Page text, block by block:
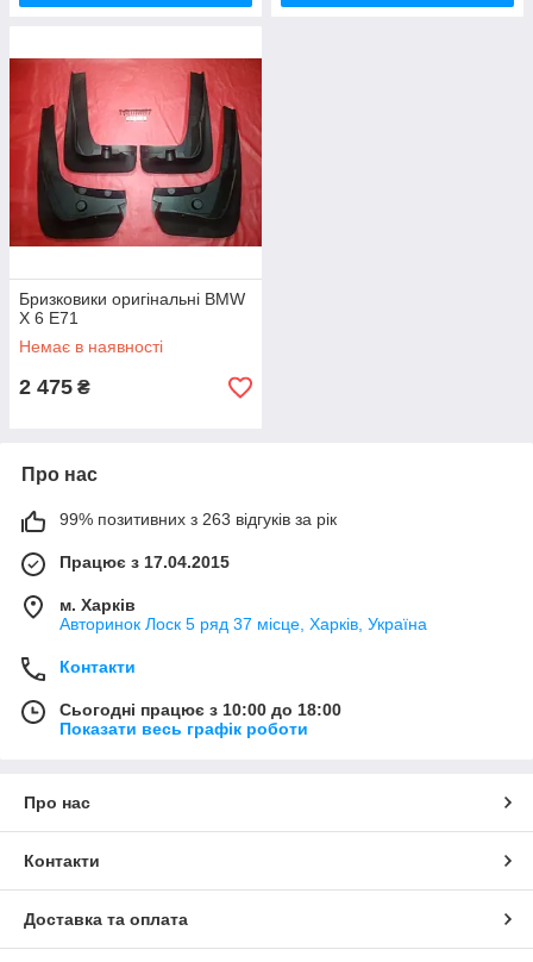
Бризковики оригінальні BMW
X 6 E71
Немає в наявності
2 475 ₴
Про нас
99% позитивних з 263 відгуків за рік
Працює з 17.04.2015
м. Харків
Авторинок Лоск 5 ряд 37 місце, Харків, Україна
Контакти
Сьогодні працює з 10:00 до 18:00
Показати весь графік роботи
Про нас
Контакти
Доставка та оплата